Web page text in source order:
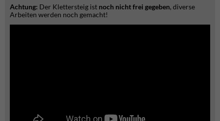
Achtung: Der Klettersteig ist noch nicht frei gegeben, diverse
Arbeiten werden noch gemacht!